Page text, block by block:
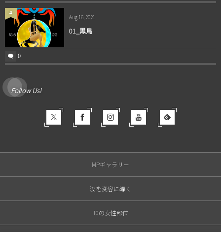
Aug 16, 2021
01_黒鳥
0
4
Follow Us!
MPギャラリー
汝を変容に導く
10の女性部位